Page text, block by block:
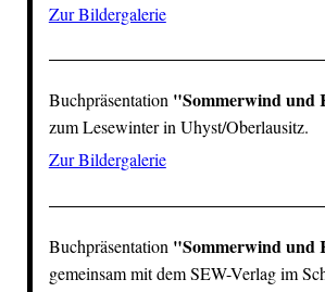
Zur Bildergalerie
Buchpräsentation "Sommerwind und
zum Lesewinter in Uhyst/Oberlausitz.
Zur Bildergalerie
Buchpräsentation "Sommerwind und
gemeinsam mit demSEW-Verlagim